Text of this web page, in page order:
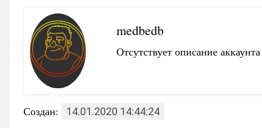
medbedb
Отсутствует описание аккаунта
Создан: 14.01.2020 14:44:24